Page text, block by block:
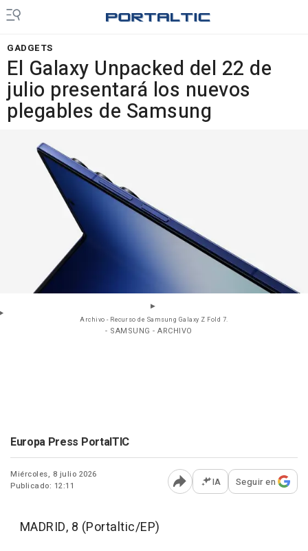
GADGETS
El Galaxy Unpacked del 22 de
julio presentará los nuevos
plegables de Samsung
Archivo - Recurso de Samsung Galaxy Z Fold 7.
- SAMSUNG - ARCHIVO
Europa Press PortalTIC
Miércoles, 8 julio 2026
Publicado: 12:11
Abrir opciones para
IA Seguir en
MADRID, 8 (Portaltic/EP)